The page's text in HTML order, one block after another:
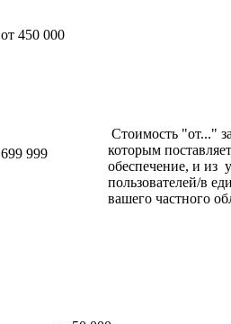
от 450 000
699 999
Стоимость "от..."
которым
обеспечение, и из
пользователей/в
вашего частного